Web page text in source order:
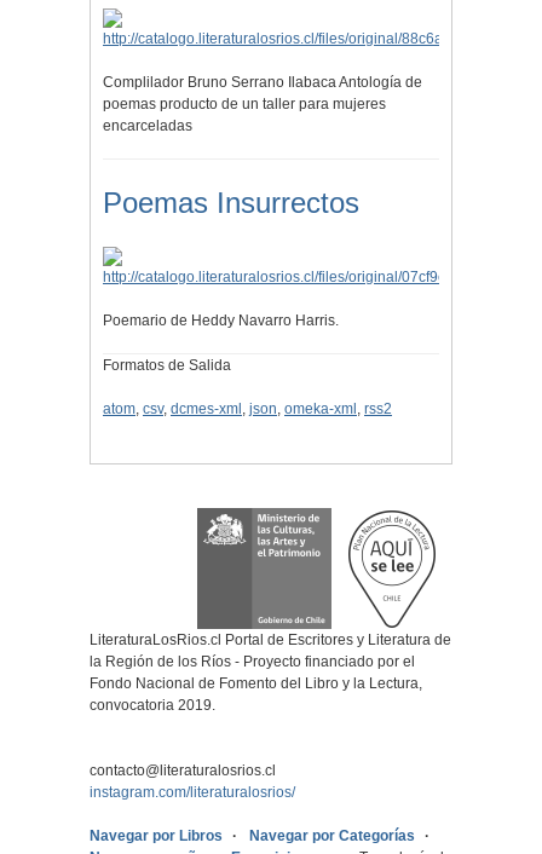
Complilador Bruno Serrano Ilabaca Antología de
poemas producto de un taller para mujeres
encarceladas
Poemas Insurrectos
Poemario de Heddy Navarro Harris.
Formatos de Salida
atom, csv, dcmes-xml , json, omeka-xml , rss2
LiteraturaLosRios.cl Portal de Escritores y Literatura de
la Región de los Ríos - Proyecto financiado por el
Fondo Nacional de Fomento del Libro y la Lectura,
convocatoria 2019.
contacto@literaturalosrios.cl
instagram.com/literaturalosrios/
Navegar por Libros
Navegar por Categorías